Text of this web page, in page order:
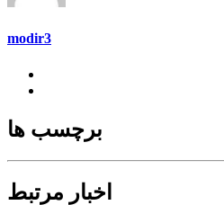
modir3
برچسب ها
اخبار مرتبط